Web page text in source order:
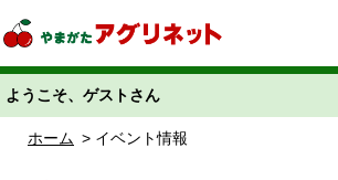
「あぐりん」
ようこそ、ゲストさん
ホーム > イベント情報